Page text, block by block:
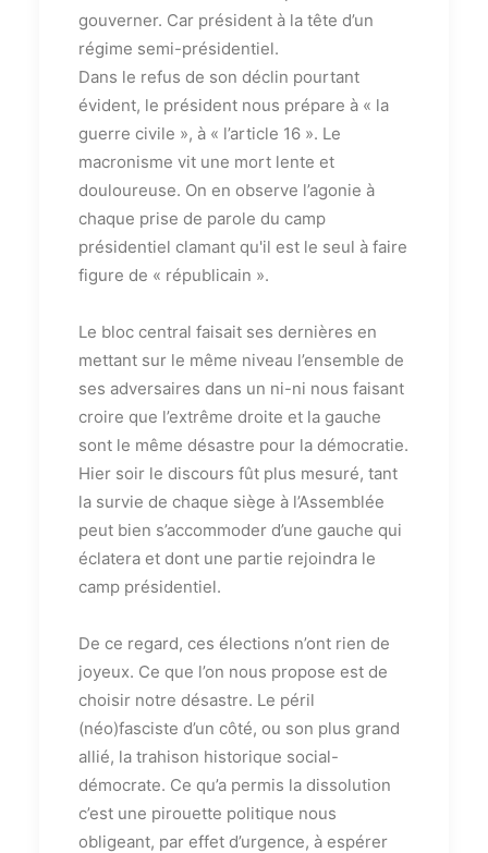
gouverner. Car président à la tête d’un
régime semi-présidentiel.
Dans le refus de son déclin pourtant
évident, le président nous prépare à « la
guerre civile », à « l’article 16 ». Le
macronisme vit une mort lente et
douloureuse. On en observe l’agonie à
chaque prise de parole du camp
présidentiel clamant qu'il est le seul à faire
figure de « républicain ».
Le bloc central faisait ses dernières en
mettant sur le même niveau l’ensemble de
ses adversaires dans un ni-ni nous faisant
croire que l’extrême droite et la gauche
sont le même désastre pour la démocratie.
Hier soir le discours fût plus mesuré, tant
la survie de chaque siège à l’Assemblée
peut bien s’accommoder d’une gauche qui
éclatera et dont une partie rejoindra le
camp présidentiel.
De ce regard, ces élections n’ont rien de
joyeux. Ce que l’on nous propose est de
choisir notre désastre. Le péril
(néo)fasciste d’un côté, ou son plus grand
allié, la trahison historique social-
démocrate. Ce qu’a permis la dissolution
c’est une pirouette politique nous
obligeant, par effet d’urgence, à espérer